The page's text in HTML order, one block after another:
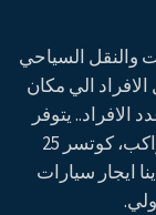
والنقل السياحي
الي مكان
يتوفر
لدينا فان اتش وان 7 راكب، تويوتا هايس 14 راكب، كوتسر 25
يتوفر لدينا ايجار سيارات